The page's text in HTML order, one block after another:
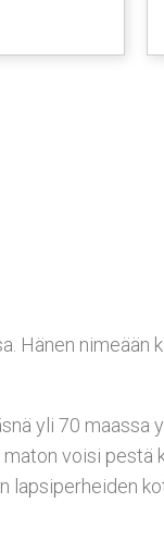
Hänen nimeään
yli 70 maassa
voisi pestä